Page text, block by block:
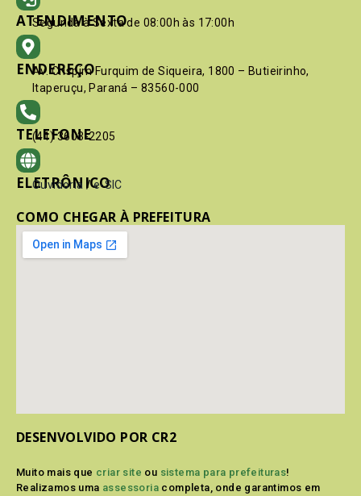
ATENDIMENTO
Segunda à Sexta de 08:00h às 17:00h
ENDEREÇO
Av. Crispim Furquim de Siqueira, 1800 – Butieirinho,
Itaperuçu, Paraná – 83560-000
TELEFONE
(41) 3603-2205
ELETRÔNICO
Ouvidoria / e-SIC
COMO CHEGAR À PREFEITURA
DESENVOLVIDO POR CR2
Muito mais que criar site ou sistema para prefeituras!
Realizamos uma assessoria completa, onde garantimos em